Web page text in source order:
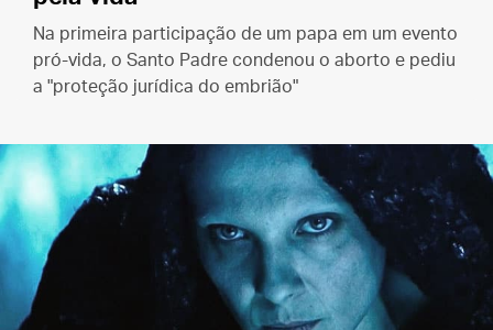
Na primeira participação de um papa em um evento
pró-vida, o Santo Padre condenou o aborto e pediu
a "proteção jurídica do embrião"